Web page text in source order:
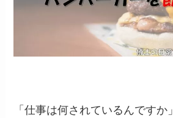
「仕事は何されているんですか」